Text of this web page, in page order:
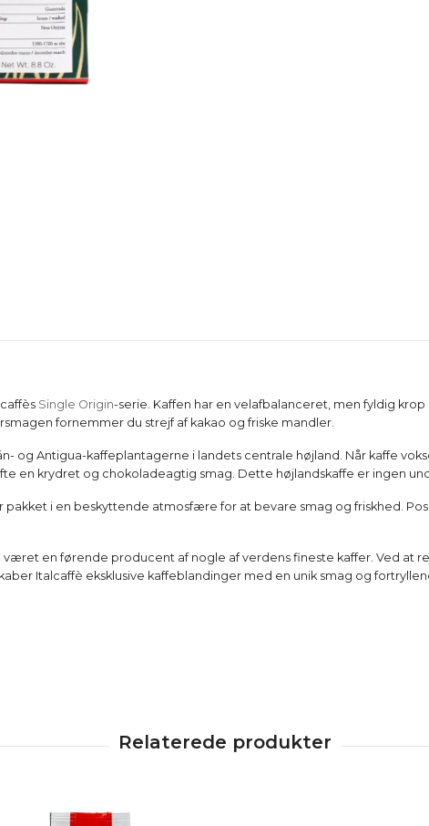
Single Origin-serie. Kaffen har en velafbalanceret, men fyldig
fornemmer du strejf af kakao og friske mandler.
og Antigua-kaffeplantagerne i landets centrale højland. Når kaffe
en krydret og chokoladeagtig smag. Dette højlandskaffe er ingen
pakket i en beskyttende atmosfære for at bevare smag og friskhed.
været en førende producent af nogle af verdens fineste kaffer. Ved at
Italcaffè eksklusive kaffeblandinger med en unik smag og